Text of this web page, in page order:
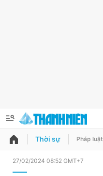
QUẢNG CÁO
Thời sự Pháp luật
27/02/2024 08:52 GMT+7